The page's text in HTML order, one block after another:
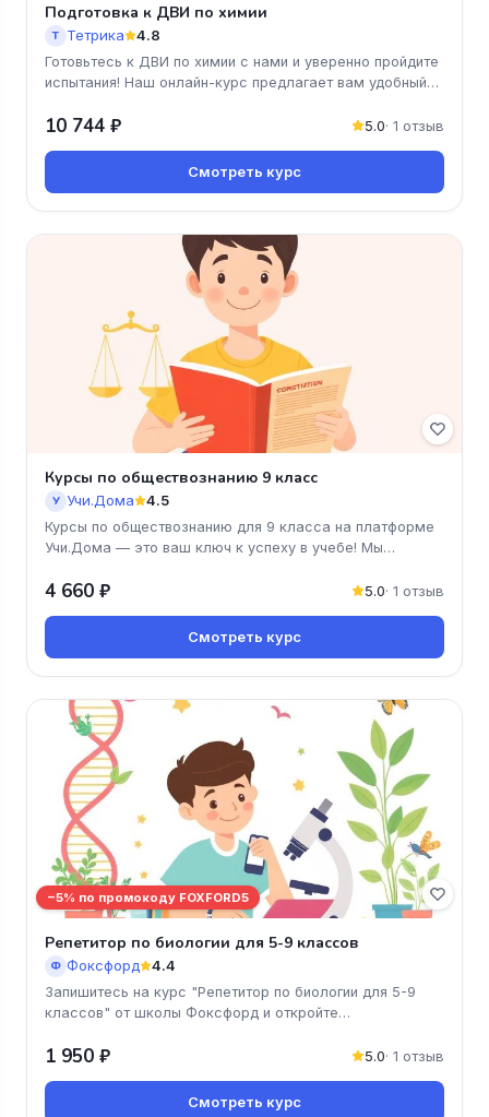
Подготовка к ДВИ по химии
Т Тетрика 4.8
Готовьтесь к ДВИ по химии с нами и уверенно пройдите
испытания! Наш онлайн-курс предлагает вам удобный
10 744 ₽ 5.0· 1 отзыв
Смотреть курс
Курсы по обществознанию 9 класс
У Учи.Дома 4.5
Курсы по обществознанию для 9 класса на платформе
Учи.Дома — это ваш ключ к успеху в учебе! Мы
4 660 ₽ 5.0· 1 отзыв
Смотреть курс
−5% по промокоду FOXFORD5
Репетитор по биологии для 5-9 классов
Ф Фоксфорд 4.4
Запишитесь на курс "Репетитор по биологии для 5-9
классов" от школы Фоксфорд и откройте
1 950 ₽ 5.0· 1 отзыв
Смотреть курс